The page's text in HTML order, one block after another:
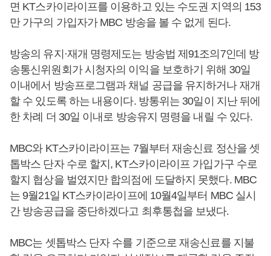
면 KT스카이라이프를 이용하고 있는 수도권 지역의 153
만 가구의 가입자가 MBC 방송을 볼 수 없게 된다.
방송의 유지·재개 명령제도는 방송법 제91조의7인데 방
송통신위원회가 시청자의 이익을 보호하기 위해 30일
이내에서 방송프로그램과 채널 공급을 유지하거나 재개
할 수 있도록 하는 내용이다. 방통위는 30일이 지난 뒤에
한 차례 더 30일 이내로 방송유지 명령을 내릴 수 있다.
MBC와 KT스카이라이프는 7월부터 재송신료 정산을 셋
톱박스 단자 수로 할지, KT스카이라이프 가입가구 수로
할지 협상을 벌였지만 합의점에 도달하지 못했다. MBC
는 9월21일 KT스카이라이프에 10월4일부터 MBC 실시
간 방송공급을 중단하겠다고 최후통첩을 보냈다.
MBC는 셋톱박스 단자 수를 기준으로 재송신료를 지불